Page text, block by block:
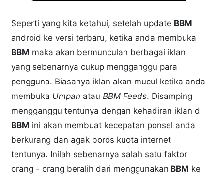
Seperti yang kita ketahui, setelah update BBM
android ke versi terbaru, ketika anda membuka
BBM maka akan bermunculan berbagai iklan
yang sebenarnya cukup mengganggu para
pengguna. Biasanya iklan akan mucul ketika anda
membuka Umpan atauBBM Feeds. Disamping
mengganggu tentunya dengan kehadiran iklan di
BBM ini akan membuat kecepatan ponsel anda
berkurang dan agak boros kuota internet
tentunya. Inilah sebenarnya salah satu faktor
orang - orang beralih dari menggunakan BBM ke